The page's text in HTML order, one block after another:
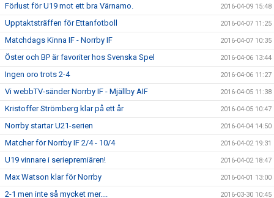
Förlust för U19 mot ett bra Värnamo. 2016-04-09 15:48
Upptaktsträffen för Ettanfotboll 2016-04-07 11:25
Matchdags Kinna IF - Norrby IF 2016-04-07 10:35
Öster och BP är favoriter hos Svenska Spel 2016-04-06 13:44
Ingen oro trots 2-4 2016-04-06 11:27
Vi webbTV-sänder Norrby IF - Mjällby AIF 2016-04-05 11:38
Kristoffer Strömberg klar på ett år 2016-04-05 10:47
Norrby startar U21-serien 2016-04-04 14:50
Matcher för Norrby IF 2/4 - 10/4 2016-04-02 19:31
U19 vinnare i seriepremiären! 2016-04-02 18:47
Max Watson klar för Norrby 2016-04-01 13:00
2-1 men inte så mycket mer.... 2016-03-30 10:45